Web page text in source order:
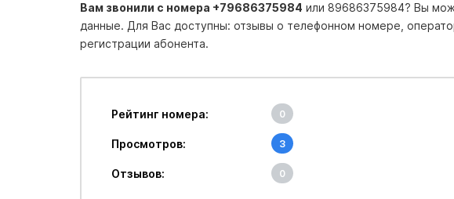
Вам звонили с номера +79686375984 или 89686375984? Вы
данные. Для Вас доступны: отзывы о телефонном номере,
регистрации абонента.
Рейтинг номера: 0
Просмотров: 3
Отзывов: 0